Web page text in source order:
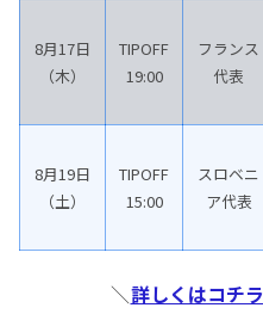
8月17日
（木）
TIPOFF
19:00
フランス
代表
8月19日
（土）
TIPOFF
15:00
スロベニ
ア代表
＼詳しくはコチラ